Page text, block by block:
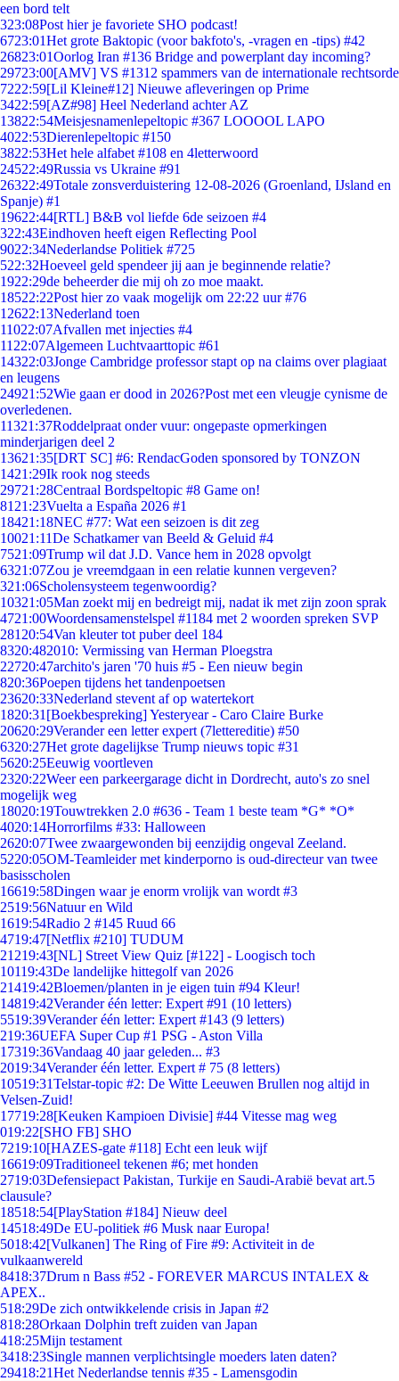
een bord telt
323:08Post hier je favoriete SHO podcast!
6723:01Het grote Baktopic (voor bakfoto's, -vragen en -tips) #42
26823:01Oorlog Iran #136 Bridge and powerplant day incoming?
29723:00[AMV] VS #1312 spammers van de internationale rechtsorde
7222:59[Lil Kleine#12] Nieuwe afleveringen op Prime
3422:59[AZ#98] Heel Nederland achter AZ
13822:54Meisjesnamenlepeltopic #367 LOOOOL LAPO
4022:53Dierenlepeltopic #150
3822:53Het hele alfabet #108 en 4letterwoord
24522:49Russia vs Ukraine #91
26322:49Totale zonsverduistering 12-08-2026 (Groenland, IJsland en
Spanje) #1
19622:44[RTL] B&B vol liefde 6de seizoen #4
322:43Eindhoven heeft eigen Reflecting Pool
9022:34Nederlandse Politiek #725
522:32Hoeveel geld spendeer jij aan je beginnende relatie?
1922:29de beheerder die mij oh zo moe maakt.
18522:22Post hier zo vaak mogelijk om 22:22 uur #76
12622:13Nederland toen
11022:07Afvallen met injecties #4
11 22:07Algemeen Luchtvaarttopic #61
14322:03Jonge Cambridge professor stapt op na claims over plagiaat
en leugens
24921:52Wie gaan er dood in 2026?Post met een vleugje cynisme de
overledenen.
11321:37Roddelpraat onder vuur: ongepaste opmerkingen
minderjarigen deel 2
13621:35[DRT SC] #6: RendacGoden sponsored by TONZON
1421:29Ik rook nog steeds
29721:28Centraal Bordspeltopic #8 Game on!
81 21:23Vuelta a España 2026 #1
18421:18NEC #77: Wat een seizoen is dit zeg
10021:11De Schatkamer van Beeld & Geluid #4
7521:09Trump wil dat J.D. Vance hem in 2028 opvolgt
6321:07Zou je vreemdgaan in een relatie kunnen vergeven?
321:06Scholensysteem tegenwoordig?
10321:05Man zoekt mij en bedreigt mij, nadat ik met zijn zoon sprak
4721:00Woordensamenstelspel #1184 met 2 woorden spreken SVP
281 20:54Van kleuter tot puber deel 184
8320:482010: Vermissing van Herman Ploegstra
22720:47archito's jaren '70 huis #5 - Een nieuw begin
820:36Poepen tijdens het tandenpoetsen
23620:33Nederland stevent af op watertekort
1820:31 [Boekbespreking] Yesteryear - Caro Claire Burke
20620:29Verander een letter expert (7lettereditie) #50
6320:27Het grote dagelijkse Trump nieuws topic #31
5620:25Eeuwig voortleven
2320:22Weer een parkeergarage dicht in Dordrecht, auto's zo snel
mogelijk weg
18020:19Touwtrekken 2.0 #636 - Team 1 beste team *G* *O*
4020:14Horrorfilms #33: Halloween
2620:07Twee zwaargewonden bij eenzijdig ongeval Zeeland.
5220:05OM-Teamleider met kinderporno is oud-directeur van twee
basisscholen
16619:58Dingen waar je enorm vrolijk van wordt #3
2519:56Natuur en Wild
1619:54Radio 2 #145 Ruud 66
4719:47[Netflix #210] TUDUM
21219:43[NL] Street View Quiz [#122] - Loogisch toch
10119:43De landelijke hittegolf van 2026
21419:42Bloemen/planten in je eigen tuin #94 Kleur!
14819:42Verander één letter: Expert #91 (10 letters)
5519:39Verander één letter: Expert #143 (9 letters)
219:36UEFA Super Cup #1 PSG - Aston Villa
17319:36Vandaag 40 jaar geleden... #3
2019:34Verander één letter. Expert # 75 (8 letters)
10519:31Telstar-topic #2: De Witte Leeuwen Brullen nog altijd in
Velsen-Zuid!
17719:28[Keuken Kampioen Divisie] #44 Vitesse mag weg
019:22[SHO FB] SHO
7219:10[HAZES-gate #118] Echt een leuk wijf
16619:09Traditioneel tekenen #6; met honden
2719:03Defensiepact Pakistan, Turkije en Saudi-Arabië bevat art.5
clausule?
18518:54[PlayStation #184] Nieuw deel
14518:49De EU-politiek #6 Musk naar Europa!
5018:42[Vulkanen] The Ring of Fire #9: Activiteit in de
vulkaanwereld
8418:37Drum n Bass #52 - FOREVER MARCUS INTALEX &
APEX..
518:29De zich ontwikkelende crisis in Japan #2
818:28Orkaan Dolphin treft zuiden van Japan
418:25Mijn testament
3418:23Single mannen verplichtsingle moeders laten daten?
29418:21Het Nederlandse tennis #35 - Lamensgodin